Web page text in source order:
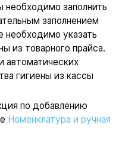
необходимо заполнить
заполнением
необходимо указать
из товарного прайса.
автоматических
гигиены из кассы
по добавлению
Номенклатура и ручная